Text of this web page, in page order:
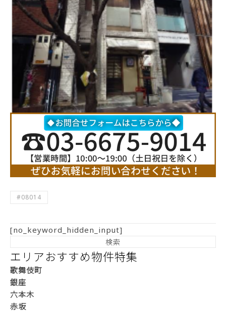
#08014
[no_keyword_hidden_input]
エリアおすすめ物件特集
歌舞伎町
銀座
六本木
赤坂